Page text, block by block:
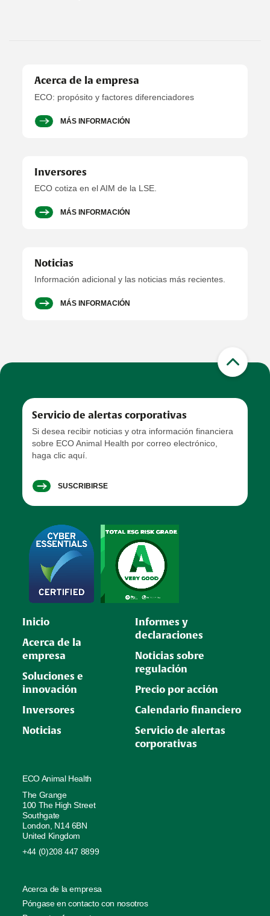
Acerca de la empresa
ECO: propósito y factores diferenciadores
MÁS INFORMACIÓN
Inversores
ECO cotiza en el AIM de la LSE.
MÁS INFORMACIÓN
Noticias
Información adicional y las noticias más recientes.
MÁS INFORMACIÓN
Servicio de alertas corporativas
Si desea recibir noticias y otra información financiera
sobre ECO Animal Health por correo electrónico,
haga clic aquí.
SUSCRIBIRSE
Inicio
Acerca de la
empresa
Soluciones e
innovación
Inversores
Noticias
Informes y
declaraciones
Noticias sobre
regulación
Precio por acción
Calendario financiero
Servicio de alertas
corporativas
ECO Animal Health
The Grange
100 The High Street
Southgate
London, N14 6BN
United Kingdom
+44 (0)208 447 8899
Acerca de la empresa
Póngase en contacto con nosotros